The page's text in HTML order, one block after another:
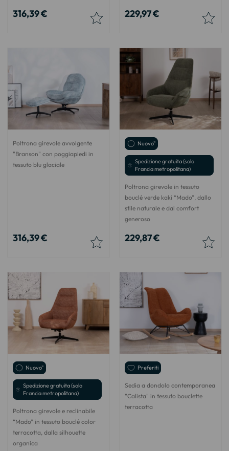
316,39 € 229,97 €
Poltrona girevole avvolgente
"Branson" con poggiapiedi in
tessuto blu glaciale
316,39 €
Nuovo"
Spedizione gratuita (solo
Francia metropolitana)
Poltrona girevole in tessuto
bouclé verde kaki “Mado”, dallo
stile naturale e dal comfort
generoso
229,87 €
Nuovo"
Spedizione gratuita (solo
Francia metropolitana)
Poltrona girevole e reclinabile
“Mado” in tessuto bouclé color
terracotta, dalla silhouette
organica
Preferiti
Sedia a dondolo contemporanea
"Calista" in tessuto bouclette
terracotta